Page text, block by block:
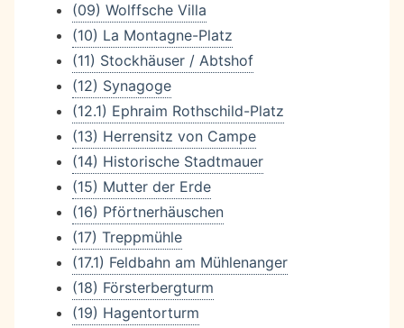
(09) Wolffsche Villa
(10) La Montagne-Platz
(11) Stockhäuser / Abtshof
(12) Synagoge
(12.1) Ephraim Rothschild-Platz
(13) Herrensitz von Campe
(14) Historische Stadtmauer
(15) Mutter der Erde
(16) Pförtnerhäuschen
(17) Treppmühle
(17.1) Feldbahn am Mühlenanger
(18) Försterbergturm
(19) Hagentorturm